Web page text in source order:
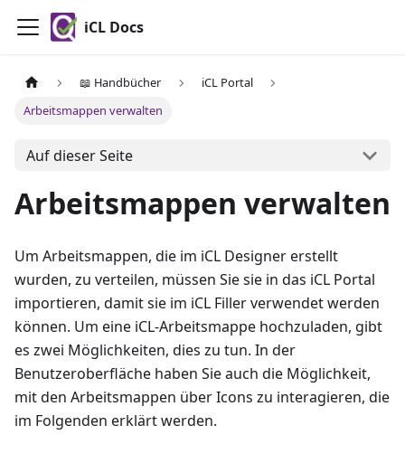
iCL Docs
📖 Handbücher
iCL Portal
Arbeitsmappen verwalten
Auf dieser Seite
Arbeitsmappen verwalten
Um Arbeitsmappen, die im iCL Designer erstellt
wurden, zu verteilen, müssen Sie sie in das iCL Portal
importieren, damit sie im iCL Filler verwendet werden
können. Um eine iCL-Arbeitsmappe hochzuladen, gibt
es zwei Möglichkeiten, dies zu tun. In der
Benutzeroberfläche haben Sie auch die Möglichkeit,
mit den Arbeitsmappen über Icons zu interagieren, die
im Folgenden erklärt werden.